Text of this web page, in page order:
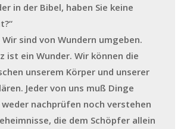
in der Bibel, haben Sie keine
sind von Wundern umgeben.
ist ein Wunder. Wir können die
unserem Körper und unserer
Jeder von uns muß Dinge
nachprüfen noch verstehen
die dem Schöpfer allein